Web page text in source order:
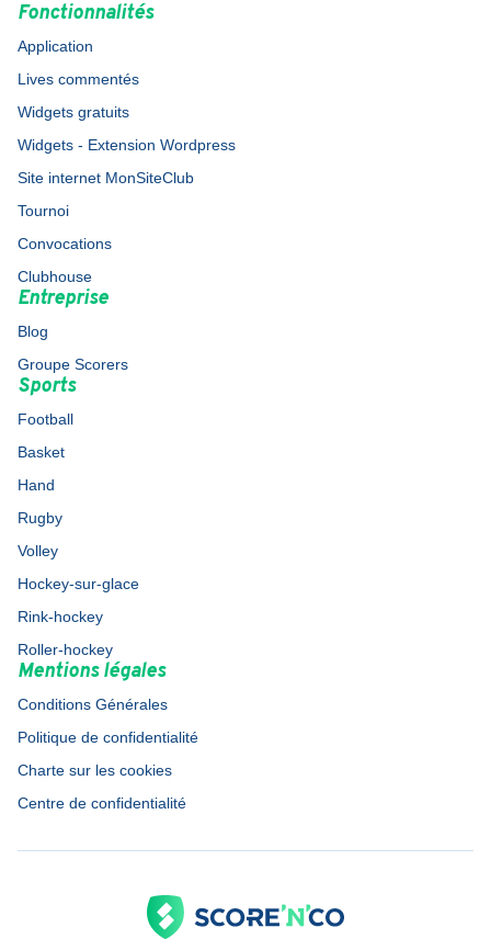
Fonctionnalités
Application
Lives commentés
Widgets gratuits
Widgets - Extension Wordpress
Site internet MonSiteClub
Tournoi
Convocations
Clubhouse
Entreprise
Blog
Groupe Scorers
Sports
Football
Basket
Hand
Rugby
Volley
Hockey-sur-glace
Rink-hockey
Roller-hockey
Mentions légales
Conditions Générales
Politique de confidentialité
Charte sur les cookies
Centre de confidentialité